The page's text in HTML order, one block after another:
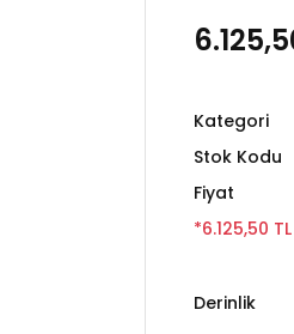
Kategori
Stok Kodu
Fiyat
*6.125,50
Derinlik